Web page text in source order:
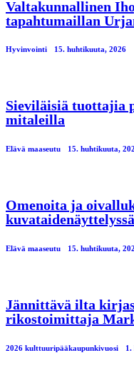
Valtakunnallinen
tapahtumaillan
Hyvinvointi 15. huhtikuuta, 2026
Sieviläisiä tuottajia
mitaleilla
Elävä maaseutu 15. huhtikuuta,
Omenoita ja
kuvataidenäyttelyssä
Elävä maaseutu 15. huhtikuuta,
Jännittävä ilta
rikostoimittaja
2026 kulttuuripääkaupunkivuosi 1.